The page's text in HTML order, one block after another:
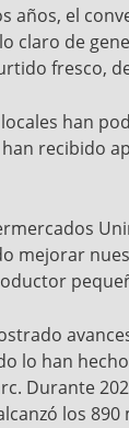
años, el
claro de
fresco,
han
recibido
mejorar
lo han
Durante
los 890